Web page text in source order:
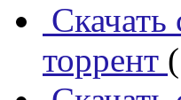
Скачать
торрент